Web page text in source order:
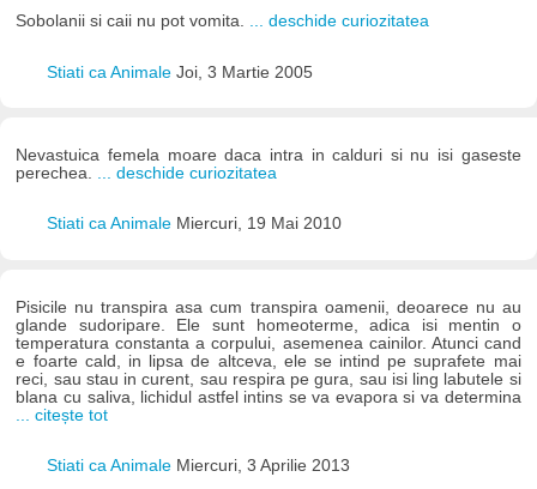
Sobolanii si caii nu pot vomita. ... deschide curiozitatea
Stiati ca Animale Joi, 3 Martie 2005
Nevastuica femela moare daca intra in calduri si nu isi gaseste
perechea. ... deschide curiozitatea
Stiati ca Animale Miercuri, 19 Mai 2010
Pisicile nu transpira asa cum transpira oamenii, deoarece nu au
glande sudoripare. Ele sunt homeoterme, adica isi mentin o
temperatura constanta a corpului, asemenea cainilor. Atunci cand
e foarte cald, in lipsa de altceva, ele se intind pe suprafete mai
reci, sau stau in curent, sau respira pe gura, sau isi ling labutele si
blana cu saliva, lichidul astfel intins se va evapora si va determina
... citește tot
Stiati ca Animale Miercuri, 3 Aprilie 2013